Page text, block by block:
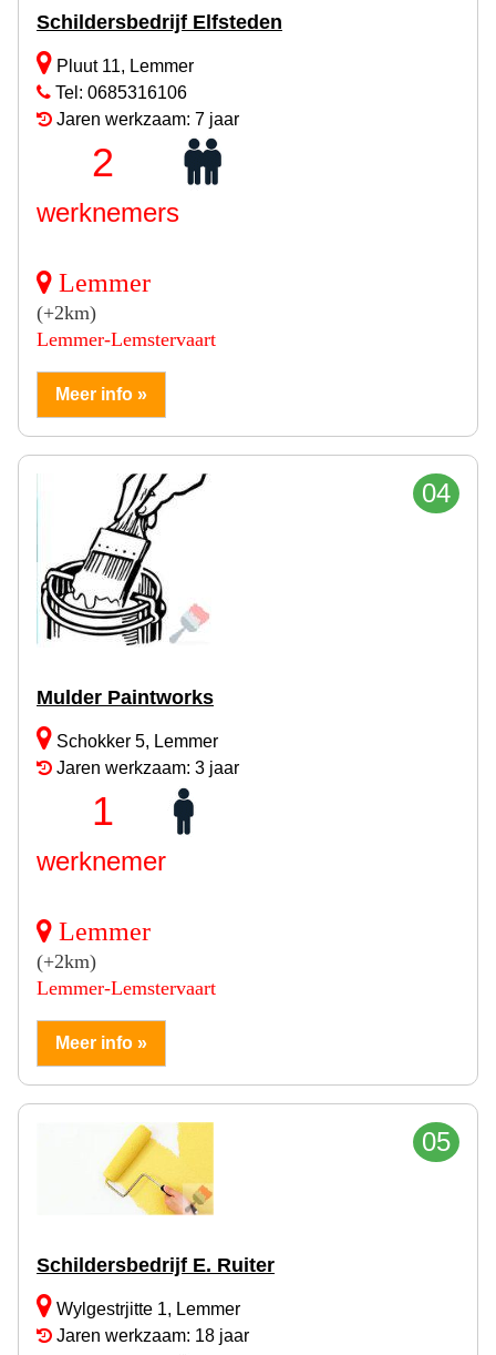
Schildersbedrijf Elfsteden
Pluut 11, Lemmer
Tel: 0685316106
Jaren werkzaam: 7 jaar
2
werknemers
Lemmer
(+2km)
Lemmer-Lemstervaart
Meer info »
04
Mulder Paintworks
Schokker 5, Lemmer
Jaren werkzaam: 3 jaar
1
werknemer
Lemmer
(+2km)
Lemmer-Lemstervaart
Meer info »
05
Schildersbedrijf E. Ruiter
Wylgestrjitte 1, Lemmer
Jaren werkzaam: 18 jaar